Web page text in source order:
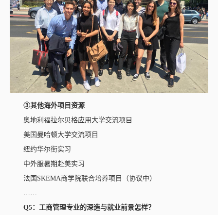
③其他海外项目资源
奥地利福拉尔贝格应用大学交流项目
美国曼哈顿大学交流项目
纽约华尔街实习
中外服暑期赴美实习
法国SKEMA商学院联合培养项目（协议中）
Q5： 工商管理专业的深造与就业前景怎样？